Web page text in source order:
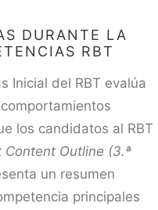
DURANTE LA
RBT
Inicial del RBT evalúa
los candidatos al RBT
Content Outline (3.ª
un resumen
principales